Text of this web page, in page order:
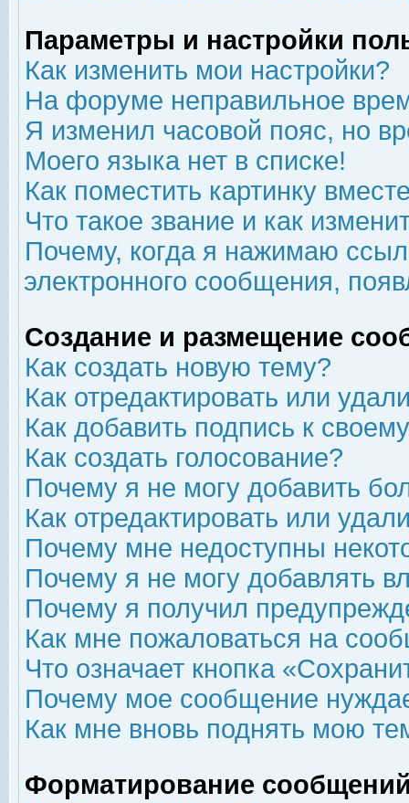
Параметры и настройки
Как изменить мои настройки?
На форуме неправильное
Я изменил часовой пояс, но
Моего языка нет в списке!
Как поместить картинку
Что такое звание и как
Почему, когда я нажимаю
электронного сообщения,
Создание и размещение
Как создать новую тему?
Как отредактировать или
Как добавить подпись к
Как создать голосование?
Почему я не могу добавить
Как отредактировать или
Почему мне недоступны
Почему я не могу добавлять
Почему я получил
Как мне пожаловаться на
Что означает кнопка
Почему мое сообщение
Как мне вновь поднять мою
Форматирование